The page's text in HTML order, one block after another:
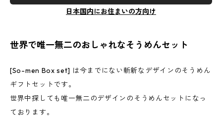
日本国内にお住まいの方向け
世界で唯一無二のおしゃれなそうめんセット
[So-men Box set] は今までにない斬新なデザインのそうめん
ギフトセットです。
世界中探しても唯一無二のデザインのそうめんセットになっ
ております。